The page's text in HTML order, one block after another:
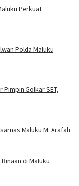
Perkuat
Polda Maluku
Pimpin Golkar SBT,
Maluku M. Arafah
di Maluku